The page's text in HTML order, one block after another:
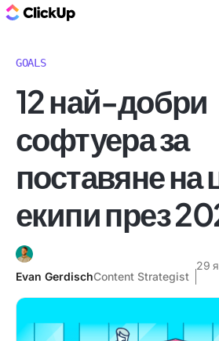
GOALS
12 най-добри
софтуера за
поставяне на
екипи през
Evan GerdischContent Strategist
29